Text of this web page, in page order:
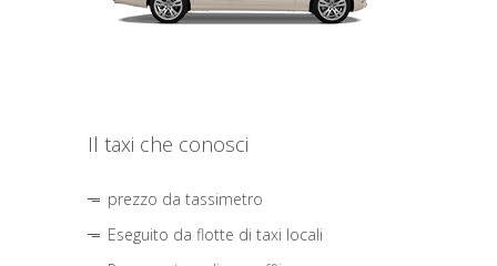
Il taxi che conosci
prezzo da tassimetro
Eseguito da flotte di taxi locali